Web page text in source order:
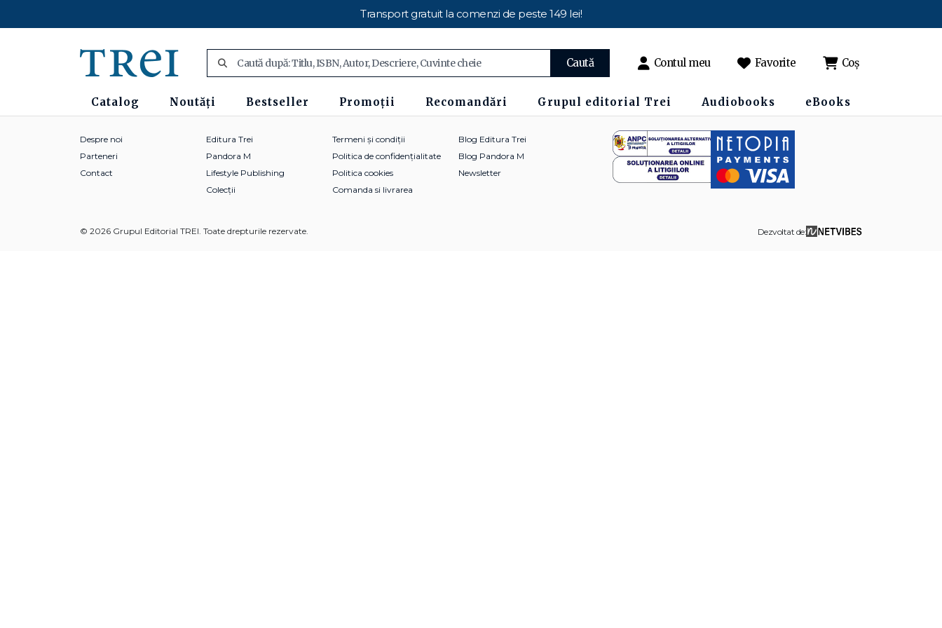
Transport gratuit la comenzi de peste 149 lei!
Caută Contul meu Favorite Coș
Catalog Noutăți Bestseller Promoții Recomandări Grupul editorial Trei Audiobooks eBooks
Despre noi
Parteneri
Contact
Editura Trei
Pandora M
Lifestyle Publishing
Colecții
Termeni și condiții
Politica de confidențialitate
Politica cookies
Comanda si livrarea
Blog Editura Trei
Blog Pandora M
Newsletter
© 2026 Grupul Editorial TREI. Toate drepturile rezervate. Dezvoltat de: